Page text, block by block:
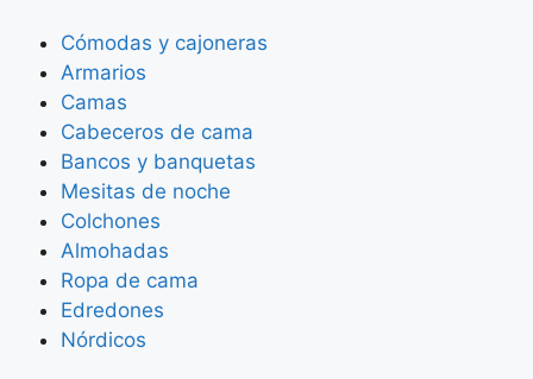
Cómodas y cajoneras
Armarios
Camas
Cabeceros de cama
Bancos y banquetas
Mesitas de noche
Colchones
Almohadas
Ropa de cama
Edredones
Nórdicos